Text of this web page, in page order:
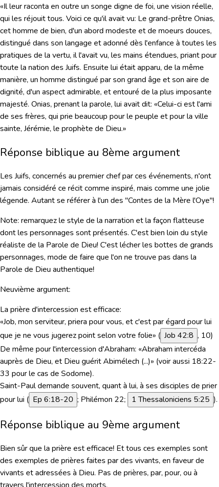
«Il leur raconta en outre un songe digne de foi, une vision réelle,
qui les réjouit tous. Voici ce qu'il avait vu: Le grand-prêtre Onias,
cet homme de bien, d'un abord modeste et de moeurs douces,
distingué dans son langage et adonné dès l'enfance à toutes les
pratiques de la vertu, il l'avait vu, les mains étendues, priant pour
toute la nation des Juifs. Ensuite lui était apparu, de la même
manière, un homme distingué par son grand âge et son aire de
dignité, d'un aspect admirable, et entouré de la plus imposante
majesté. Onias, prenant la parole, lui avait dit: «Celui-ci est l'ami
de ses frères, qui prie beaucoup pour le peuple et pour la ville
sainte, Jérémie, le prophète de Dieu.»
Réponse biblique au 8ème argument
Les Juifs, concernés au premier chef par ces événements, n'ont
jamais considéré ce récit comme inspiré, mais comme une jolie
légende. Autant se référer à l'un des "Contes de la Mère l'Oye"!
Note: remarquez le style de la narration et la façon flatteuse
dont les personnages sont présentés. C'est bien loin du style
réaliste de la Parole de Dieu! C'estlécher les bottes de grands
personnages, mode de faire que l'on ne trouve pas dans la
Parole de Dieu authentique!
Neuvième argument:
La prière d'intercession est efficace:
«Job, mon serviteur, priera pour vous, et c'est par égard pour lui
que je ne vous jugerez point selon votre folie» ( Job 42:8 , 10)
De même pour l'intercession d'Abraham: «Abraham intercéda
auprès de Dieu, et Dieu guérit Abimélech (...)» (voir aussi 18:22-
33 pour le cas de Sodome).
Saint-Paul demande souvent, quant à lui, à ses disciples de prier
pour lui ( Ep 6:18-20 ; Philémon 22; 1 Thessaloniciens 5:25 ).
Réponse biblique au 9ème argument
Bien sûr que la prière est efficace! Et tous ces exemples sont
des exemples de prières faites par des vivants, en faveur de
vivants et adressées à Dieu. Pas de prières, par, pour, ou à